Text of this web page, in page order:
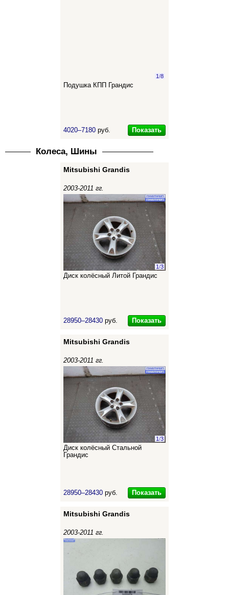
1/8
Подушка КПП Грандис
4020–7180 руб. Показать
Колеса, Шины
Mitsubishi Grandis
2003-2011 гг.
1/3
Диск колёсный Литой Грандис
28950–28430 руб. Показать
Mitsubishi Grandis
2003-2011 гг.
1/3
Диск колёсный Стальной
Грандис
28950–28430 руб. Показать
Mitsubishi Grandis
2003-2011 гг.